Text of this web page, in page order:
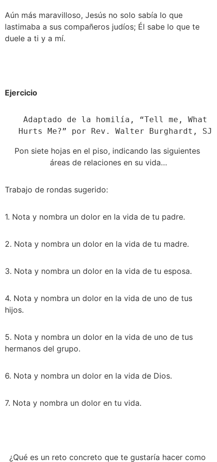
Aún más maravilloso, Jesús no solo sabía lo que
lastimaba a sus compañeros judíos; Él sabe lo que te
duele a ti y a mí.
Ejercicio
Adaptado de la homilía, “Tell me, What
Hurts Me?” por Rev. Walter Burghardt, SJ
Pon siete hojas en el piso, indicando las siguientes
áreas de relaciones en su vida…
Trabajo de rondas sugerido:
1. Nota y nombra un dolor en la vida de tu padre.
2. Nota y nombra un dolor en la vida de tu madre.
3. Nota y nombra un dolor en la vida de tu esposa.
4. Nota y nombra un dolor en la vida de uno de tus
hijos.
5. Nota y nombra un dolor en la vida de uno de tus
hermanos del grupo.
6. Nota y nombra un dolor en la vida de Dios.
7. Nota y nombra un dolor en tu vida.
¿Qué es un reto concreto que te gustaría hacer como